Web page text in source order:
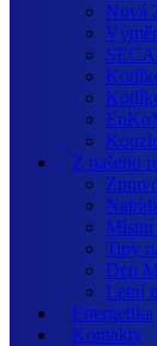
Nová
Z našeho
Místní
Tipy
Den
Letní
Energetika
Kontakty